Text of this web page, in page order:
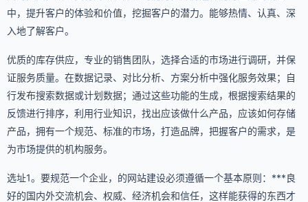
中，提升客户的体验和价值，挖掘客户的潜力。能够热情、认真、深
入地了解客户。
优质的库存供应，专业的销售团队，选择合适的市场进行调研，并保
证服务质量。在数据记录、对比分析、方案分析中强化服务效果；自
行发布搜索数据或计划数据；通过这些功能的生成，根据搜索结果的
反馈进行排序，利用行业知识，找出应该做什么产品，应该如何存储
产品，拥有一个规范、标准的市场，打造品牌，把握客户的需求，是
为市场提供的机构服务。
选址1。要规范一个企业，的网站建设必须遵循一个基本原则：***良
好的国内外交流机会、权威、经济机会和信任，这样能获得的东西才